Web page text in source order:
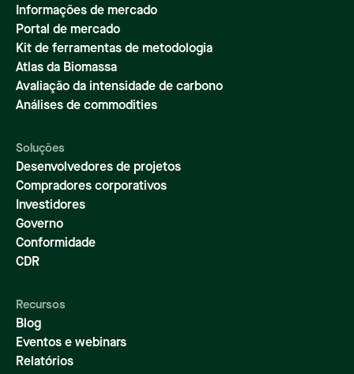
Informações de mercado
Portal de mercado
Kit de ferramentas de metodologia
Atlas da Biomassa
Avaliação da intensidade de carbono
Análises de commodities
Soluções
Desenvolvedores de projetos
Compradores corporativos
Investidores
Governo
Conformidade
CDR
Recursos
Blog
Eventos e webinars
Relatórios